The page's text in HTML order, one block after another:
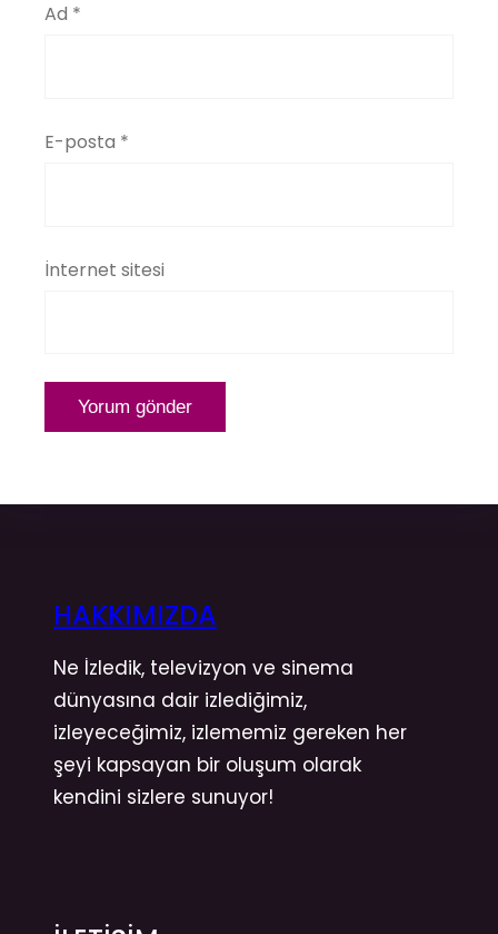
Ad *
E-posta *
İnternet sitesi
HAKKIMIZDA
Ne İzledik, televizyon ve sinema
dünyasına dair izlediğimiz,
izleyeceğimiz, izlememiz gereken her
şeyi kapsayan bir oluşum olarak
kendini sizlere sunuyor!